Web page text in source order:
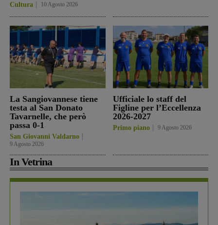
Cultura 10 Agosto 2026
La Sangiovannese tiene
testa al San Donato
Tavarnelle, che però
passa 0-1
San Giovanni Valdarno
9 Agosto 2026
Ufficiale lo staff del
Figline per l’Eccellenza
2026-2027
Primo piano 9 Agosto 2026
In Vetrina